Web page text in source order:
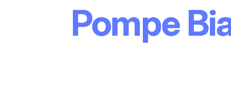
Pompe